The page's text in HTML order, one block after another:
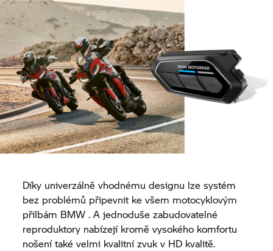
Díky univerzálně vhodnému designu lze systém
bez problémů připevnit ke všem motocyklovým
přilbám BMW . A jednoduše zabudovatelné
reproduktory nabízejí kromě vysokého komfortu
nošení také velmi kvalitní zvuk v HD kvalitě.